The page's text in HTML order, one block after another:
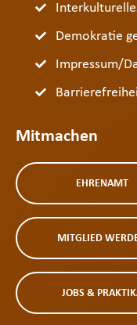
Demokratie
Impressum/
Mitmachen
EHRENAMT
MITGLIED
JOBS &